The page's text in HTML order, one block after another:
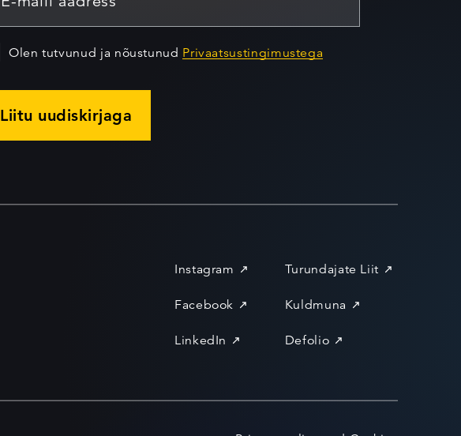
Olen tutvunud ja nõustunud Privaatsustingimustega
Liitu uudiskirjaga
Instagram
Facebook
LinkedIn
Turundajate Liit
Kuldmuna
Defolio